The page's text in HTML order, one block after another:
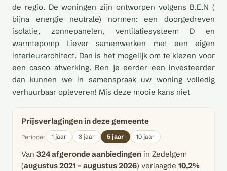
de regio. De woningen zijn ontworpen volgens B.E.N (
bijna energie neutrale) normen: een doorgedreven
isolatie, zonnepanelen, ventilatiesysteem D en
warmtepomp Liever samenwerken met een eigen
interieurarchitect. Dan is het mogelijk om te kiezen voor
een casco afwerking. Ben je eerder een investeerder
dan kunnen we in samenspraak uw woning volledig
verhuurbaar opleveren! Mis deze mooie kans niet
Prijsverlagingen in deze gemeente
Periode: 1 jaar 3 jaar 5 jaar 10 jaar
Van 324 afgeronde aanbiedingen in Zedelgem
(augustus 2021 – augustus 2026) verlaagde 10,2%